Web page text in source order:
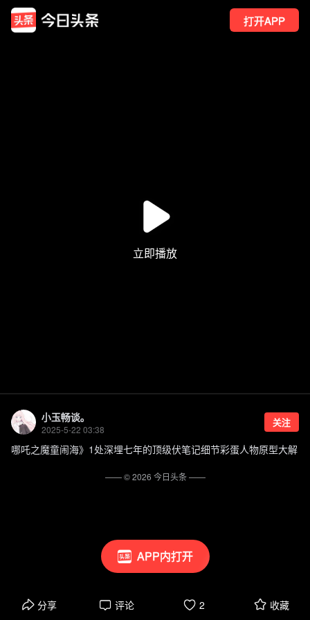
打开APP
APP内打开
小玉畅谈。
2025-5-22 03:38
关注
哪吒之魔童闹海》1处深埋七年的顶级伏笔记细节彩蛋人物原型大解
分享 评论 2 收藏
—— ©2026 今日头条——